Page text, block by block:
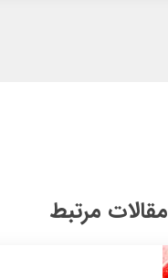
مقالات مرتبط